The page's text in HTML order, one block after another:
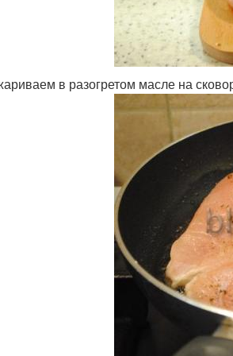
в разогретом масле на